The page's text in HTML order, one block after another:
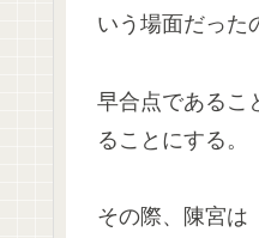
いう場面だった
早合点であるこ
ることにする。
その際、陳宮は